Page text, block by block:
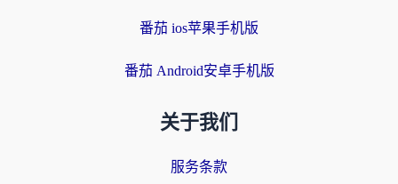
番茄 ios苹果手机版
番茄 Android安卓手机版
关于我们
服务条款